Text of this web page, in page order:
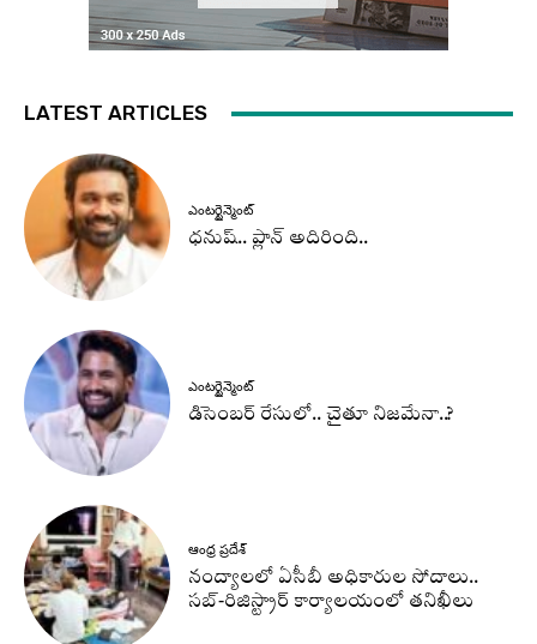
LATEST ARTICLES
ఎంటర్టైన్మెంట్
ధనుష్‌.. ప్లాన్ అదిరింది..
ఎంటర్టైన్మెంట్
డిసెంబర్ రేసులో.. చైతూ నిజమేనా..?
ఆంధ్ర ప్రదేశ్
నంద్యాలలో ఏసీబీ అధికారుల సోదాలు..
సబ్-రిజిస్ట్రార్ కార్యాలయంలో తనిఖీలు